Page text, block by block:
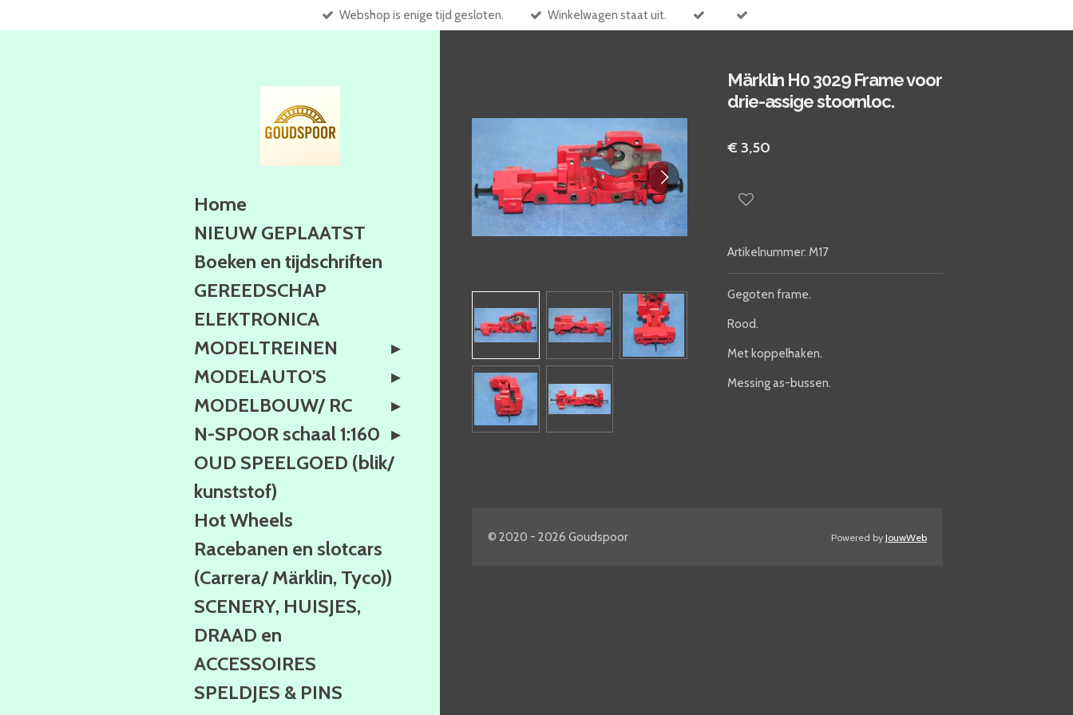
direct
Webshop is enige tijd gesloten. Winkelwagen staat uit.
Märklin H0 3029 Frame voor
drie-assige stoomloc.
€ 3,50
Artikelnummer: M17
Gegoten frame.
Rood.
Met koppelhaken.
Messing as-bussen.
© 2020 - 2026 Goudspoor Powered byJouwWeb
Home
NIEUW GEPLAATST
Boeken en tijdschriften
GEREEDSCHAP
ELEKTRONICA
MODELTREINEN
MODELAUTO'S
MODELBOUW/ RC
N-SPOOR schaal 1:160
OUD SPEELGOED (blik/
kunststof)
Hot Wheels
Racebanen en slotcars
(Carrera/ Märklin, Tyco))
SCENERY, HUISJES,
DRAAD en
ACCESSOIRES
SPELDJES & PINS